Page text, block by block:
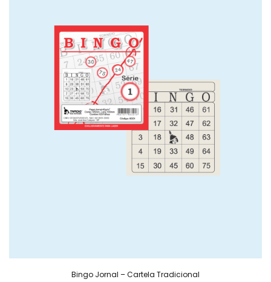
Bingo Jornal – Cartela Tradicional